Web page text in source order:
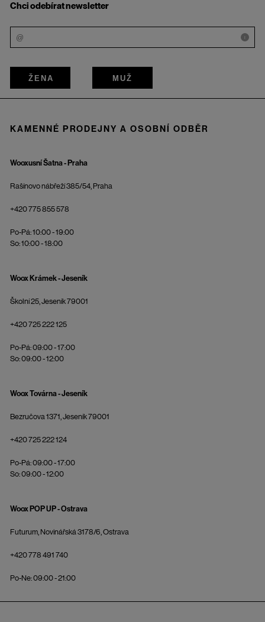
Chci odebírat newsletter
i
ŽENA MUŽ
KAMENNÉ PRODEJNY A OSOBNÍ ODBĚR
Wooxusní Šatna - Praha
Rašínovo nábřeží 385/54, Praha
+420 775 855 578
Po-Pá: 10:00 - 19:00
So: 10:00 - 18:00
Woox Krámek - Jeseník
Školní 25, Jeseník 79001
+420 725 222 125
Po-Pá: 09:00 - 17:00
So: 09:00 - 12:00
Woox Továrna - Jeseník
Bezručova 1371, Jeseník 79001
+420 725 222 124
Po-Pá: 09:00 - 17:00
So: 09:00 - 12:00
Woox POP UP - Ostrava
Futurum, Novinářská 3178/6, Ostrava
+420 778 491 740
Po-Ne: 09:00 - 21:00